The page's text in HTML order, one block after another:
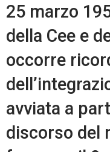
25 marzo
della Cee e
occorre
avviata a
discorso del